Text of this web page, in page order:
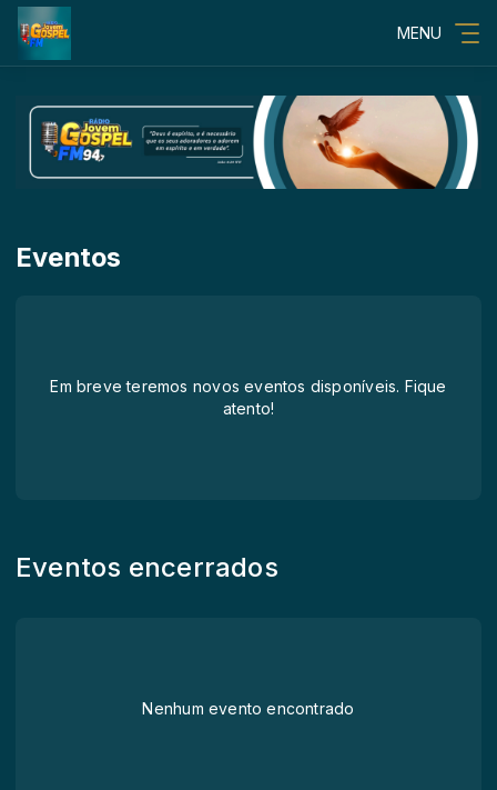
MENU
Eventos
Em breve teremos novos eventos disponíveis. Fique
atento!
Eventos encerrados
Nenhum evento encontrado